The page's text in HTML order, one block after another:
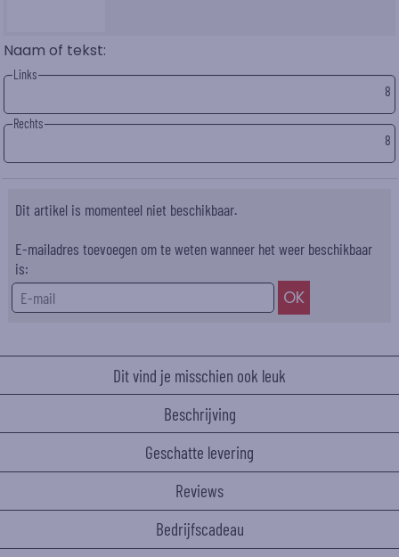
Naam of tekst:
Links
8
Rechts
8
Dit artikel is momenteel niet beschikbaar.
E-mailadres toevoegen om te weten wanneer het weer beschikbaar
is:
Dit vind je misschien ook leuk
Beschrijving
Geschatte levering
Reviews
Bedrijfscadeau